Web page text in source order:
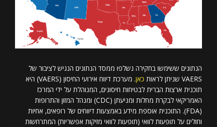
הנתונים ששימשו בחקירה נשלפו ממסד הנתונים הנגיש לציבור של
VAERS שניתן לראות
כאן
. מערכת דיווח אירועי החיסון (VAERS) היא
תוכנית ארצות הברית לבטיחות חיסונים, המנוהלת על ידי המרכז
האמריקאי לבקרת מחלות ומניעתן (CDC) ומנהל המזון והתרופות
(FDA). התוכנית אוספת מידע באמצעות דיווחים של רופאים, אחיות
וחולים על תופעות לוואי (תופעות לוואי מזיקות אפשריות) המתרחשות